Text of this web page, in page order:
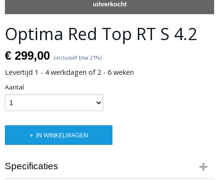
uitverkocht
Optima Red Top RT S 4.2
€ 299,00 (inclusief btw 21%)
Levertijd 1 - 4 werkdagen of 2 - 6 weken
Aantal
IN WINKELWAGEN
Specificaties